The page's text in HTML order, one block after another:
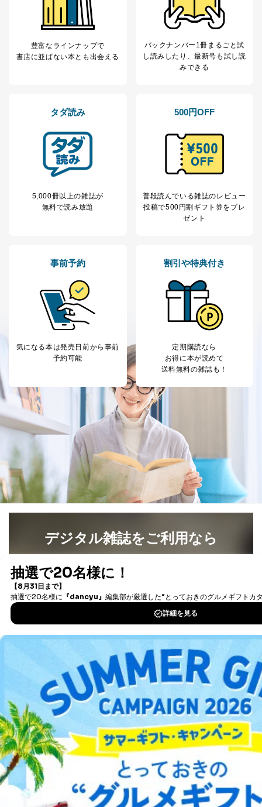
く書面等については、その際にご案内いたします。
■電話による場合
株式会社富士山マガジンサービス 個人情報問い合わせ
係
受付時間：10:00～17:00（土、日、祝、年末年始休業）
cs@fujisan.co.jp
以上での本人確認を実施させていただきます。
商品を購入された個人のお客様：氏名、住所、電話番
号、顧客番号、メールアドレス
商品を購入された法人のお客様：氏名、会社名、部署
採用に応募された方：氏名、住所、所属学校（会社）
名
お取引先様：会社名、部署名、氏名、住所
開示等のご請求をすることについて代理人に委任する場
委任状
ご本人様が委任状に捺印し、捺印した印鑑の印鑑登
録証明書を添付してください。
状に代えて、ご本人様との関係がわかる戸籍謄本も
しくは抄本、または住民票をご提出いただくことも
代理人本人であることを確認するための書類
下記書類のうち、いずれかを同封してください。
（本籍地を塗りつぶしたものをご用意下さい。）
・運転免許証の写し
・住民票の写し
・健康保険証の被保険者証の写し
D.手数料について
利用目的の通知、開示対象個人情報の開示請求につ
いては、1回の申請ごとに手数料、郵送料が必要で
す。
郵送料：860円（内訳：定形110円、書留480円、本
※上記郵送料は国内郵便の場合の費用です。国外へ
の郵送の場合は、実費をご負担いただきます。
手数料等の支払方法
費用のお支払方法は、郵送料分の郵便定額小為替を
申請書類に同封してください。
(郵便局にお支払いいただく手数料は申請者のご負担
です。また、郵便定額小為替は無記名でお願いしま
す。) なお、郵送料は郵便定額小為替に代えて同額
E.開示等の求めに対する回答方法
申請者の申請書面記載宛に書面（eメール含む）によっ
て回答いたします。書面以外での方法による回答をご希
望される方は、手続き時にその旨ご連絡ください。
F.非開示事由について
以下の(1)～(7)に該当する場合は、非開示とさせていた
だきます。非開示を決定した場合は、その旨、理由を付
記して通知いたします。
(1)申請書に記載されている住所、本人確認のための書
類に記載されている住所、当社に登録されている住所が
一致しないときなど本人が確認できない場合
(2)代理人による申請に際して､代理権が確認できない場
合
(3)所定の申請書類に不備があった場合
豊富なラインナップで
書店に並ばない本とも出会える
バックナンバー1冊まるごと試
し読み したり、最新号も試し読
みできる
タダ読み
5,000冊以上の雑誌が
無料で読み放題
500円OFF
普段読んでいる雑誌のレビュー
投稿で500円割ギフト券をプレ
ゼント
事前予約
気になる本は発売日前から事前
予約可能
割引や特典付き
定期購読なら
お得に本が読めて
送料無料の雑誌も！
デジタル雑誌をご利用なら
書籍）が無料で読み放題！
DOWNLOAD FOR IOS
DOWNLOAD FOR ANDROID
ご利用方法はこちら
総合案内
アフィリエイト 採用情報
プレスリリース お問い合わせ